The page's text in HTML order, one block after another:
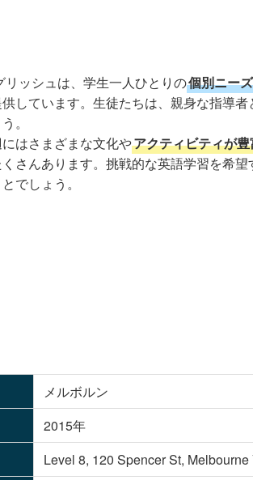
リッシュは、学生一人ひとりの個別ニーズ
しています。生徒たちは、親身な指導
。
はさまざまな文化やアクティビティが豊
さんあります。挑戦的な英語学習を希
でしょう。
メルボルン
2015年
Level 8, 120 Spencer St, Melbourne